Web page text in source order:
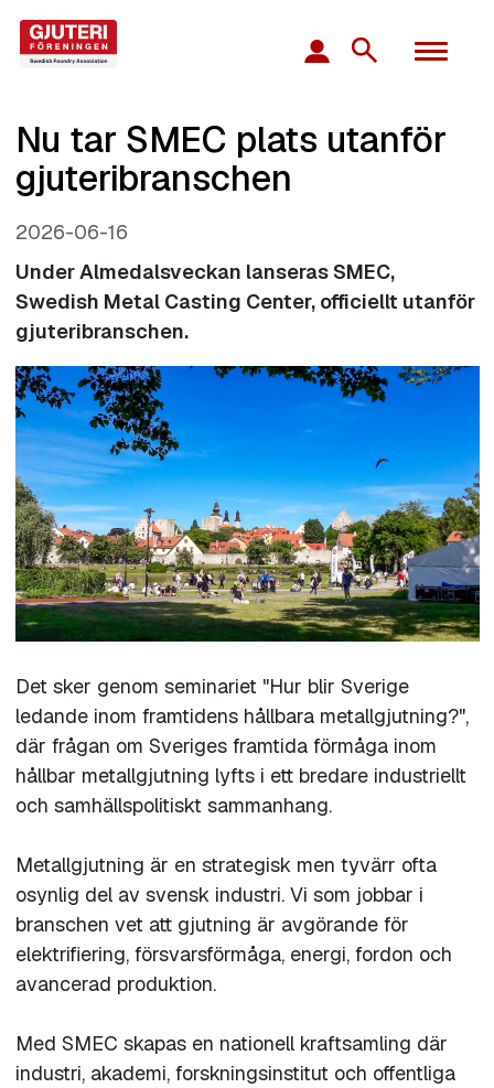
Nu tar SMEC plats utanför
gjuteribranschen
2026-06-16
Under Almedalsveckan lanseras SMEC,
Swedish Metal Casting Center, officiellt utanför
gjuteribranschen.
Det sker genom seminariet "Hur blir Sverige
ledande inom framtidens hållbara metallgjutning?",
där frågan om Sveriges framtida förmåga inom
hållbar metallgjutning lyfts i ett bredare industriellt
och samhällspolitiskt sammanhang.
Metallgjutning är en strategisk men tyvärr ofta
osynlig del av svensk industri. Vi som jobbar i
branschen vet att gjutning är avgörande för
elektrifiering, försvarsförmåga, energi, fordon och
avancerad produktion.
Med SMEC skapas en nationell kraftsamling där
industri, akademi, forskningsinstitut och offentliga